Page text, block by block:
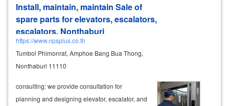
Install, maintain, maintain Sale of
spare parts for elevators, escalators,
escalators, Nonthaburi
https://www.npsplus.co.th
Tumbol Phimonrat, Amphoe Bang Bua Thong,
Nonthaburi 11110
consulting: we provide consultation for
planning and designing elevator, escalator, and